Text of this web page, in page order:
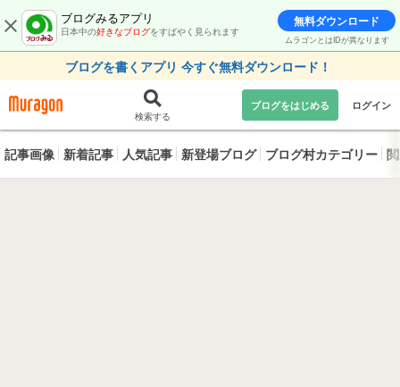
ブログみるアプリ
日本中の好きなブログをすばやく見られます
無料ダウンロード
ムラゴンとはIDが異なります
ブログを書くアプリ 今すぐ無料ダウンロード！
検索する
ブログをはじめる ログイン
記事画像 新着記事 人気記事 新登場ブログ ブログ村カテゴリー